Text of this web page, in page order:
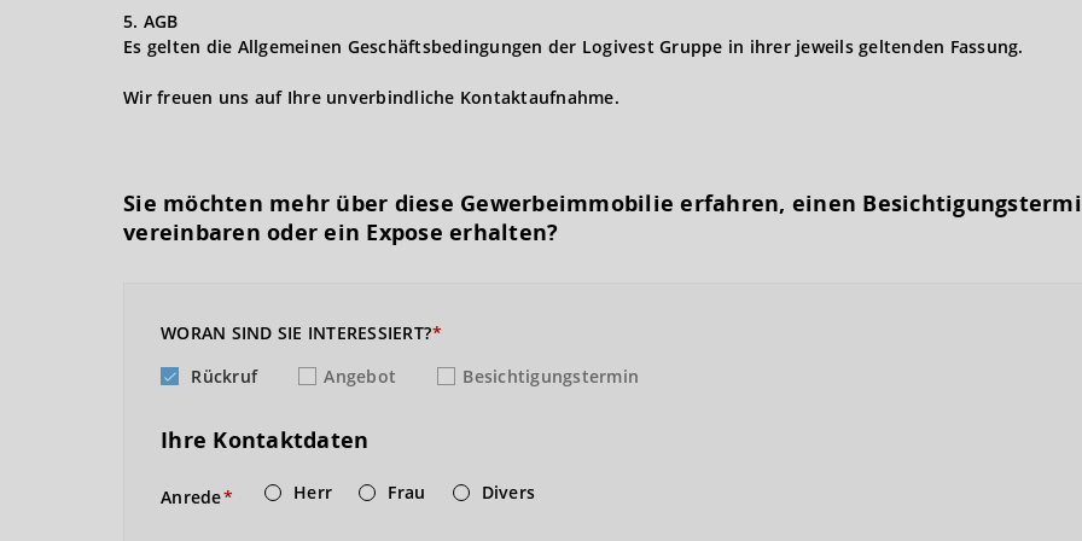
5. AGB
Es gelten die Allgemeinen Geschäftsbedingungen der Logivest Gruppe in ihrer jeweils geltenden Fassung.
Wir freuen uns auf Ihre unverbindliche Kontaktaufnahme.
Sie möchten mehr über diese Gewerbeimmobilie erfahren, einen
vereinbaren oder ein Expose erhalten?
WORAN SIND SIE INTERESSIERT?
Rückruf
Angebot Besichtigungstermin
Ihre Kontaktdaten
Anrede Herr Frau Divers